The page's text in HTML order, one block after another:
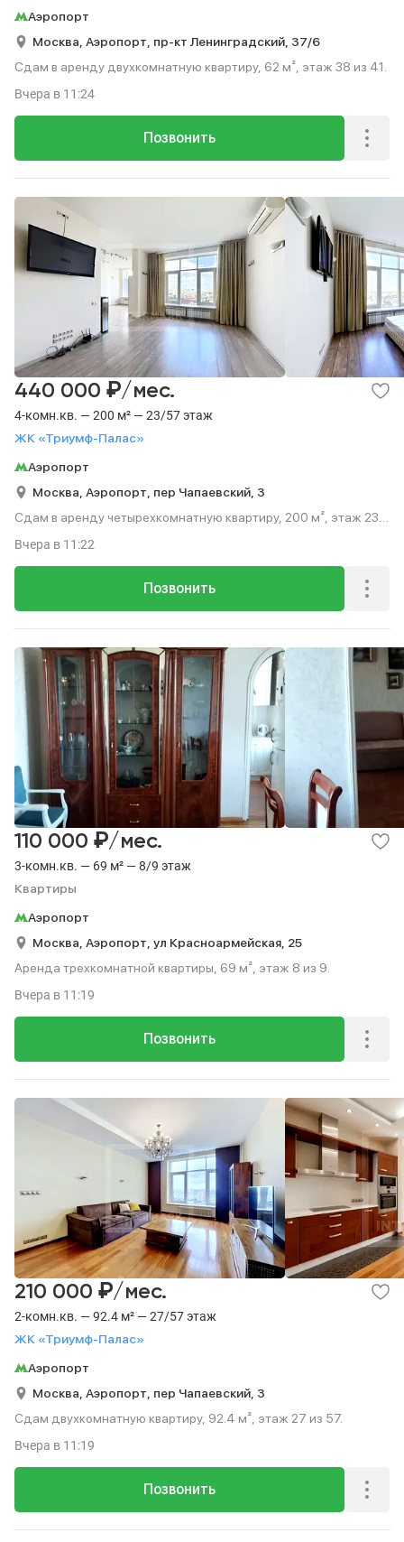
Аэропорт
Москва, Аэропорт, пр-кт Ленинградский, 37/6
Сдам в аренду двухкомнатную квартиру, 62 м², этаж 38 из 41.
Позвонить
Вчера в 11:24
4-комн.кв. — 200 м² — 23/57 этаж
ЖК «Триумф-Палас»
440 000 ₽/мес.
Аэропорт
Москва, Аэропорт, пер Чапаевский, 3
Сдам в аренду четырехкомнатную квартиру, 200 м², этаж 23
Позвонить
Вчера в 11:22
3-комн.кв. — 69 м² — 8/9 этаж
Квартиры
110 000 ₽/мес.
Аэропорт
Москва, Аэропорт, ул Красноармейская, 25
Аренда трехкомнатной квартиры, 69 м², этаж 8 из 9.
Позвонить
Вчера в 11:19
2-комн.кв. — 92.4 м² — 27/57 этаж
ЖК «Триумф-Палас»
210 000 ₽/мес.
Аэропорт
Москва, Аэропорт, пер Чапаевский, 3
Сдам двухкомнатную квартиру, 92.4 м², этаж 27 из 57.
Позвонить
Вчера в 11:19